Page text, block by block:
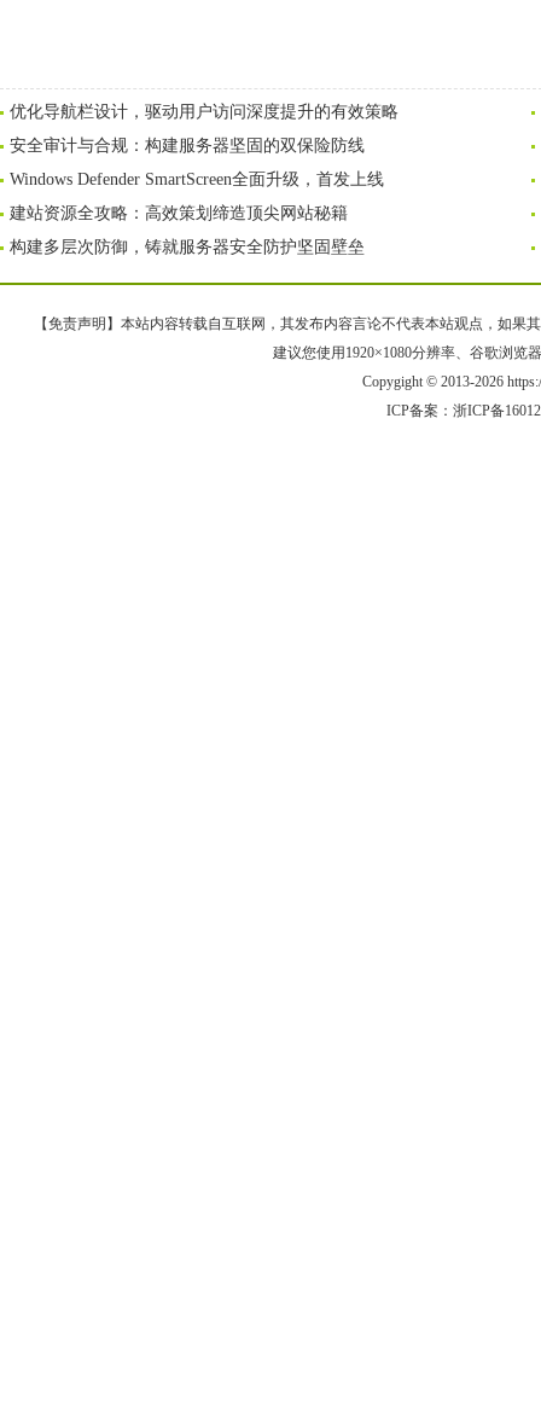
优化导航栏设计，驱动用户访问深度提升的有效策略
安全审计与合规：构建服务器坚固的双保险防线
Windows Defender SmartScreen全面升级，首发上线
建站资源全攻略：高效策划缔造顶尖网站秘籍
构建多层次防御，铸就服务器安全防护坚固壁垒
【免责声明】本站内容转载自互联网，其发布内容言论不代表本站观点，如果
建议您使用1920×1080分辨率、谷歌浏览
Copygight © 2013-2026
ICP备案： 浙ICP备